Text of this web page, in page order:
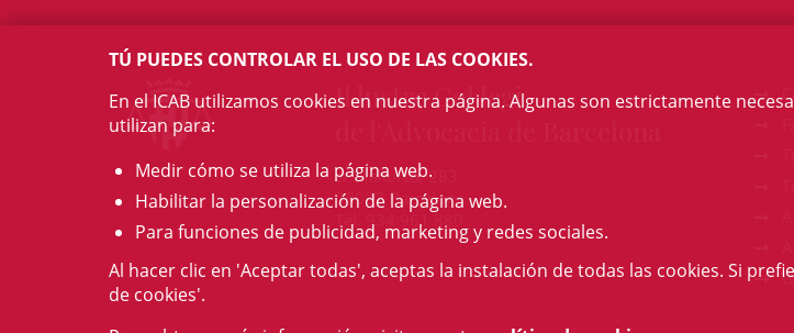
Il·lustre Col·legi
c/ Mallorca, 283
08037 Barcelona
Tel. 934 961 880
TÚ PUEDES CONTROLAR EL USO DE LAS COOKIES.
En el ICAB utilizamos cookies en nuestra página. Algunas son estrictamente
utilizan para:
Medir cómo se utiliza la página web.
Habilitar la personalización de la página web.
Para funciones de publicidad, marketing y redes sociales.
Al hacer clic en 'Aceptar todas', aceptas la instalación de todas las cookies. Si
de cookies'.